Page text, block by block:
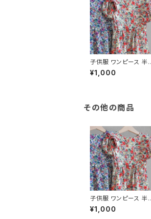
子供服 ワンピース 半
花柄 女の子 キッズ
¥1,000
その他の商品
子供服 ワンピース 半
花柄 女の子 キッズ
¥1,000